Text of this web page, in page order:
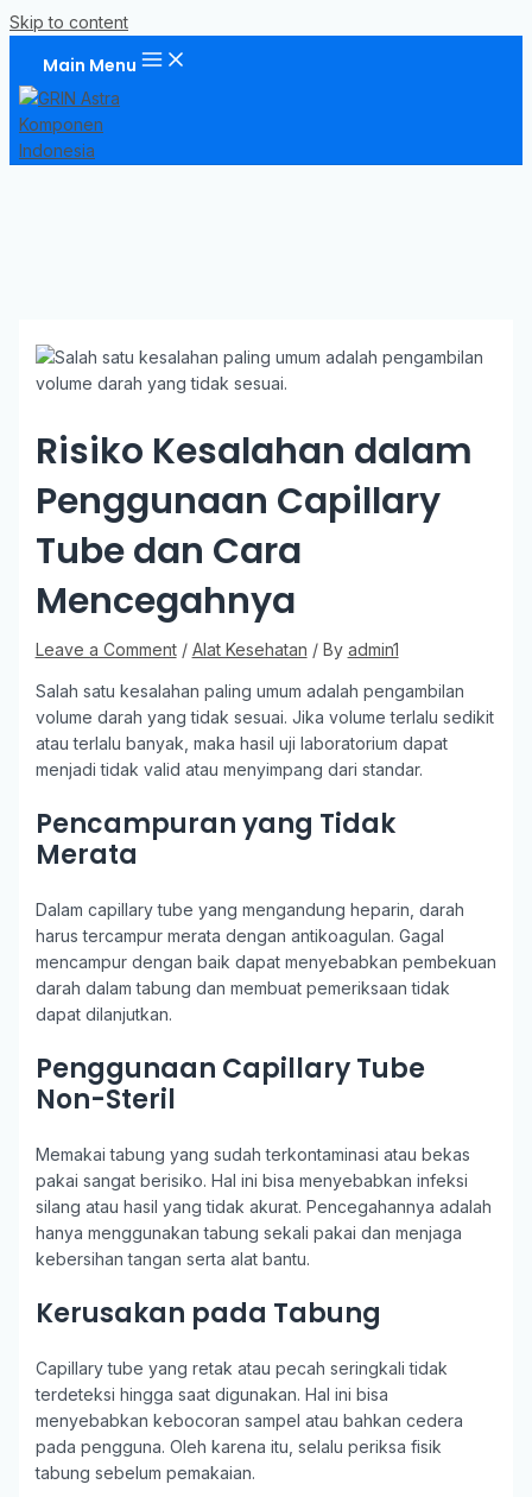
Skip to content
Main Menu
Risiko Kesalahan dalam
Penggunaan Capillary
Tube dan Cara
Mencegahnya
Leave a Comment / Alat Kesehatan / By admin1
Salah satu kesalahan paling umum adalah pengambilan
volume darah yang tidak sesuai. Jika volume terlalu sedikit
atau terlalu banyak, maka hasil uji laboratorium dapat
menjadi tidak valid atau menyimpang dari standar.
Pencampuran yang Tidak
Merata
Dalam capillary tube yang mengandung heparin, darah
harus tercampur merata dengan antikoagulan. Gagal
mencampur dengan baik dapat menyebabkan pembekuan
darah dalam tabung dan membuat pemeriksaan tidak
dapat dilanjutkan.
Penggunaan Capillary Tube
Non-Steril
Memakai tabung yang sudah terkontaminasi atau bekas
pakai sangat berisiko. Hal ini bisa menyebabkan infeksi
silang atau hasil yang tidak akurat. Pencegahannya adalah
hanya menggunakan tabung sekali pakai dan menjaga
kebersihan tangan serta alat bantu.
Kerusakan pada Tabung
Capillary tube yang retak atau pecah seringkali tidak
terdeteksi hingga saat digunakan. Hal ini bisa
menyebabkan kebocoran sampel atau bahkan cedera
pada pengguna. Oleh karena itu, selalu periksa fisik
tabung sebelum pemakaian.